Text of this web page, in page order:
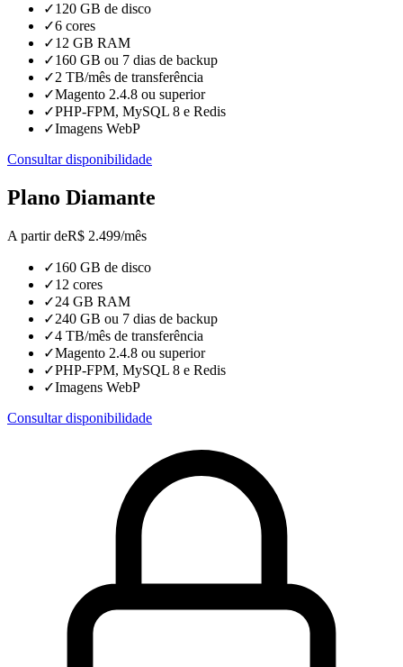
✓120 GB de disco
✓6 cores
✓12 GB RAM
✓160 GB ou 7 dias de backup
✓2 TB/mês de transferência
✓Magento 2.4.8 ou superior
✓PHP-FPM, MySQL 8 e Redis
✓Imagens WebP
Consultar disponibilidade
Plano Diamante
A partir deR$ 2.499/mês
✓160 GB de disco
✓12 cores
✓24 GB RAM
✓240 GB ou 7 dias de backup
✓4 TB/mês de transferência
✓Magento 2.4.8 ou superior
✓PHP-FPM, MySQL 8 e Redis
✓Imagens WebP
Consultar disponibilidade